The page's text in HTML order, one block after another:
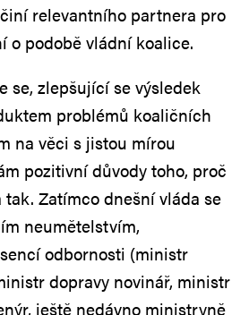
relevantního partnera pro
o podobě vládní koalice.
se, zlepšující se výsledek
problémů koaličních
na věci s jistou mírou
pozitivní důvody toho, proč
Zatímco dnešní vláda se
neumětelstvím,
odbornosti (ministr
dopravy novinář, ministr
ještě nedávno ministryně